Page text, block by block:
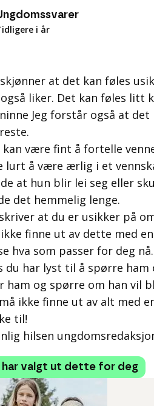
i år
skjønner at det kan føles
liker. Det kan føles litt
Jeg forstår også at
kan være fint å fortelle
lurt å være ærlig i et
at hun blir lei seg eller
det hemmelig lenge.
at du er usikker på
finne ut av dette med
hva som passer for deg nå.
du har lyst til å spørre
ham og spørre om han vil
ikke finne ut av alt med
til!
hilsen
har valgt ut dette for deg